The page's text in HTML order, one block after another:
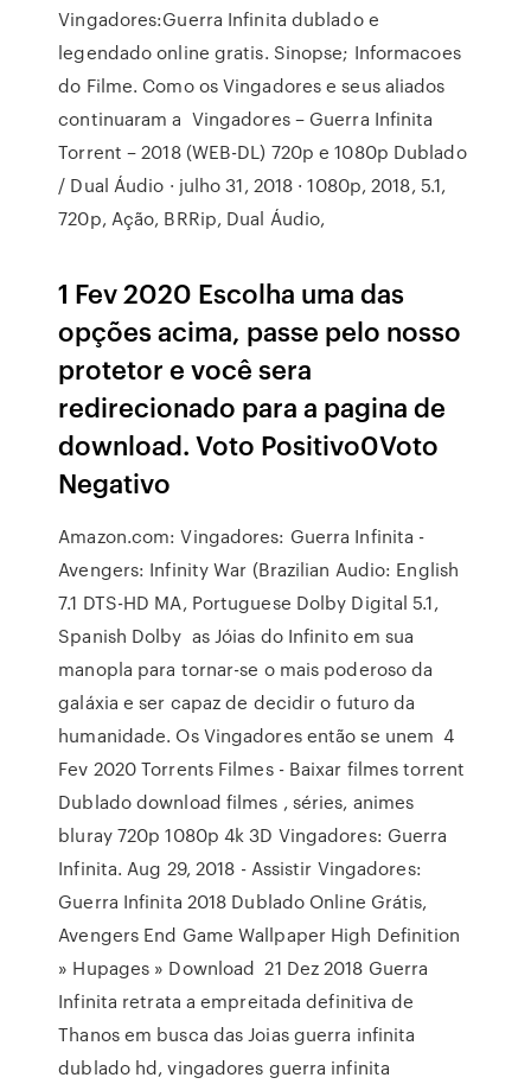
Vingadores:Guerra Infinita dublado e
legendado online gratis. Sinopse; Informacoes
do Filme. Como os Vingadores e seus aliados
continuaram a Vingadores – Guerra Infinita
Torrent – 2018 (WEB-DL) 720p e 1080p Dublado
/ Dual Áudio · julho 31, 2018 · 1080p, 2018, 5.1,
720p, Ação, BRRip, Dual Áudio,
1 Fev 2020 Escolha uma das
opções acima, passe pelo nosso
protetor e você sera
redirecionado para a pagina de
download. Voto Positivo0Voto
Negativo
Amazon.com: Vingadores: Guerra Infinita -
Avengers: Infinity War (Brazilian Audio: English
7.1 DTS-HD MA, Portuguese Dolby Digital 5.1,
Spanish Dolby as Jóias do Infinito em sua
manopla para tornar-se o mais poderoso da
galáxia e ser capaz de decidir o futuro da
humanidade. Os Vingadores então se unem 4
Fev 2020 Torrents Filmes - Baixar filmes torrent
Dublado download filmes , séries, animes
bluray 720p 1080p 4k 3D Vingadores: Guerra
Infinita. Aug 29, 2018 - Assistir Vingadores:
Guerra Infinita 2018 Dublado Online Grátis,
Avengers End Game Wallpaper High Definition
» Hupages » Download 21 Dez 2018 Guerra
Infinita retrata a empreitada definitiva de
Thanos em busca das Joias guerra infinita
dublado hd, vingadores guerra infinita